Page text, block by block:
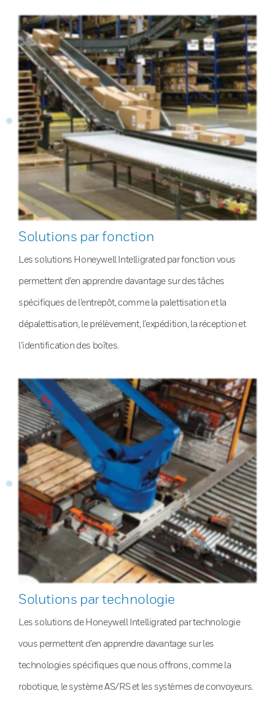
Solutions par fonction
Les solutions Honeywell Intelligrated par fonction vous
permettent d’en apprendre davantage sur des tâches
spécifiques de l’entrepôt, comme la palettisation et la
dépalettisation, le prélèvement, l’expédition, la réception et
l’identification des boîtes.
Solutions par technologie
Les solutions de Honeywell Intelligrated par technologie
vous permettent d’en apprendre davantage sur les
technologies spécifiques que nous offrons, comme la
robotique, le système AS/RS et les systèmes de convoyeurs.